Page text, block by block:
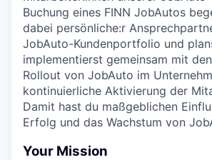
Buchung eines FINN JobAutos
dabei persönliche:r
JobAuto-Kundenportfolio und
implementierst gemeinsam mit
Rollout von JobAuto im
kontinuierliche Aktivierung der
Damit hast du maßgeblichen
Erfolg und das Wachstum von
Your Mission